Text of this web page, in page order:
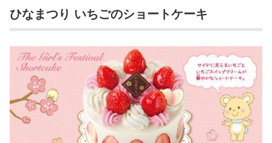
ひなまつり いちごのショートケーキ